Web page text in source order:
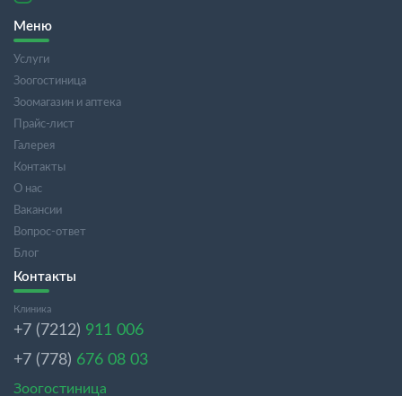
Меню
Услуги
Зоогостиница
Зоомагазин и аптека
Прайс-лист
Галерея
Контакты
О нас
Вакансии
Вопрос-ответ
Блог
Контакты
Клиника
+7 (7212) 911 006
+7 (778) 676 08 03
Зоогостиница